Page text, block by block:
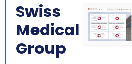
Swiss
Medical
Group